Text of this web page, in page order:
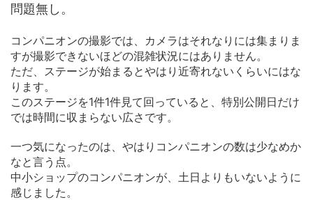
問題無し。
コンパニオンの撮影では、カメラはそれなりには集まりま
すが撮影できないほどの混雑状況にはありません。
ただ、ステージが始まるとやはり近寄れないくらいにはな
ります。
このステージを1件1件見て回っていると、特別公開日だけ
では時間に収まらない広さです。
一つ気になったのは、やはりコンパニオンの数は少なめか
なと言う点。
中小ショップのコンパニオンが、土日よりもいないように
感じました。